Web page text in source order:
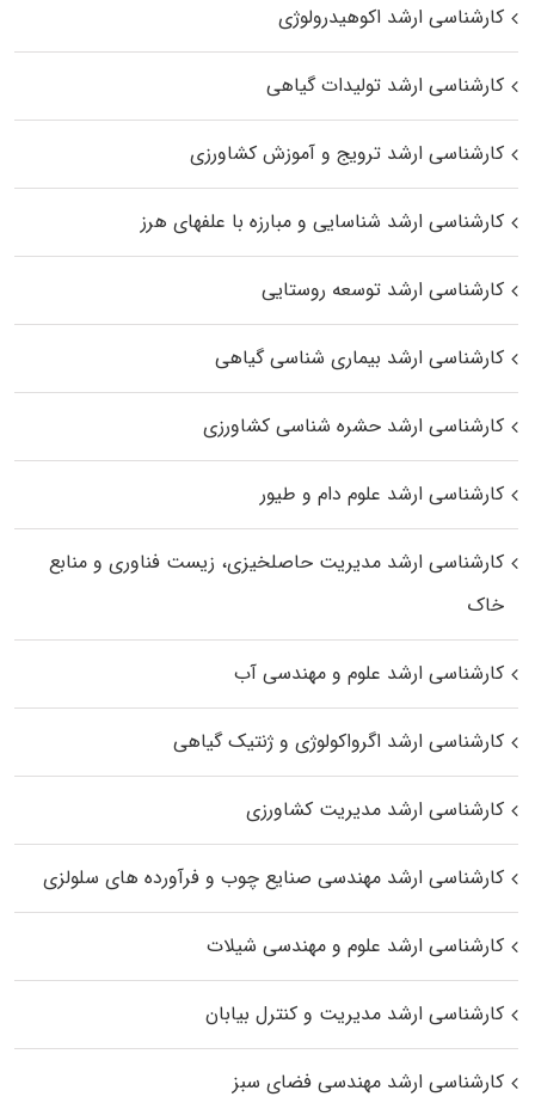
کارشناسی ارشد اکوهیدرولوژی
کارشناسی ارشد تولیدات گیاهی
کارشناسی ارشد ترویج و آموزش کشاورزی
کارشناسی ارشد شناسایی و مبارزه با علفهای هرز
کارشناسی ارشد توسعه روستایی
کارشناسی ارشد بیماری‌ شناسی گیاهی
کارشناسی ارشد حشره‌ شناسی کشاورزی
کارشناسی ارشد علوم دام و طیور
کارشناسی ارشد مدیریت حاصلخیزی، زیست فناوری و منابع
خاک
کارشناسی ارشد علوم و مهندسی آب
کارشناسی ارشد اگرواکولوژی و ژنتیک گیاهی
کارشناسی ارشد مدیریت کشاورزی
کارشناسی ارشد مهندسی صنایع چوب و فرآورده‌ های سلولزی
کارشناسی ارشد علوم و مهندسی شیلات
کارشناسی ارشد مدیریت و کنترل بیابان
کارشناسی ارشد مهندسی فضای سبز